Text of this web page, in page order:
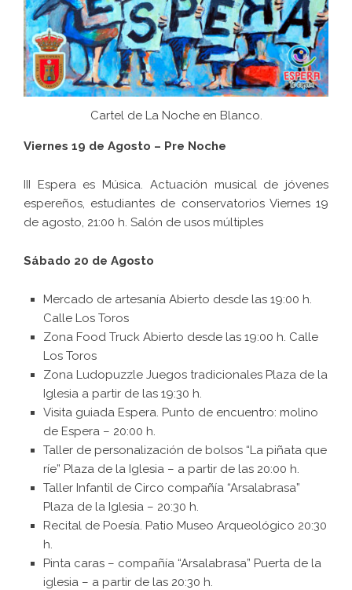
Cartel de La Noche en Blanco.
Viernes 19 de Agosto – Pre Noche
III Espera es Música. Actuación musical de jóvenes
espereños, estudiantes de conservatorios Viernes 19
de agosto, 21:00 h. Salón de usos múltiples
Sábado 20 de Agosto
Mercado de artesanía Abierto desde las 19:00 h.
Calle Los Toros
Zona Food Truck Abierto desde las 19:00 h. Calle
Los Toros
Zona Ludopuzzle Juegos tradicionales Plaza de la
Iglesia a partir de las 19:30 h.
Visita guiada Espera. Punto de encuentro: molino
de Espera – 20:00 h.
Taller de personalización de bolsos “La piñata que
ríe” Plaza de la Iglesia – a partir de las 20:00 h.
Taller Infantil de Circo compañía “Arsalabrasa”
Plaza de la Iglesia – 20:30 h.
Recital de Poesía. Patio Museo Arqueológico 20:30
h.
Pinta caras – compañía “Arsalabrasa” Puerta de la
iglesia – a partir de las 20:30 h.